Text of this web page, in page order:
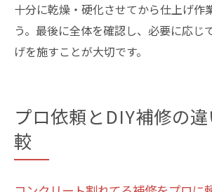
十分に乾燥・硬化させてから仕上げ作
う。最後に全体を確認し、必要に応じ
げを施すことが大切です。
プロ依頼とDIY補修の
較